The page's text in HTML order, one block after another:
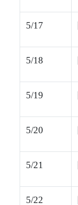
5/17
5/18
5/19
5/20
5/21
5/22